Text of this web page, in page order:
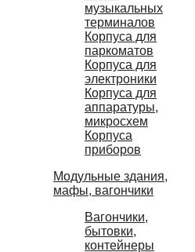
музыкальных
терминалов
Корпуса для
паркоматов
Корпуса для
электроники
Корпуса для
аппаратуры,
микросхем
Корпуса
приборов
Модульные здания,
мафы, вагончики
Вагончики,
бытовки,
контейнеры